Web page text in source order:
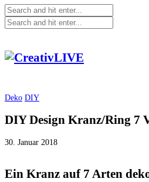
Deko DIY
DIY Design Kranz/Ring 7
30. Januar 2018
Ein Kranz auf 7 Arten